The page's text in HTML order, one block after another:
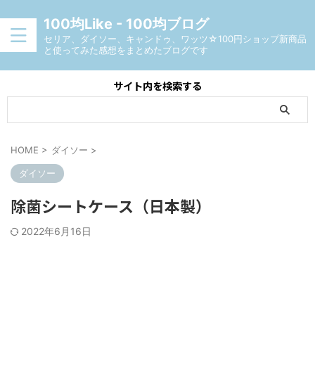
100均Like - 100均ブログ
セリア、ダイソー、キャンドゥ、ワッツ☆100円ショップ新商品
と使ってみた感想をまとめたブログです
サイト内を検索する
HOME > ダイソー >
ダイソー
除菌シートケース（日本製）
2022年6月16日